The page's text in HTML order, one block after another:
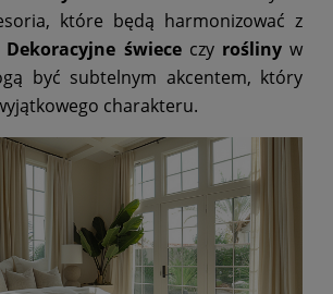
które będą harmonizować z
Dekoracyjne świececzy roślinyw
być subtelnym akcentem, który
charakteru.